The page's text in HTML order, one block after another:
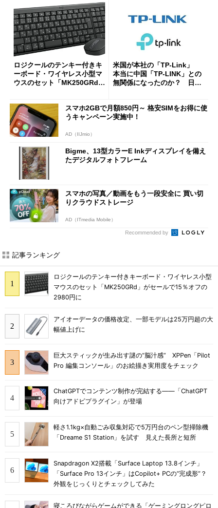
ロジクールのテンキー付きキ
ーボード・ワイヤレス小型マ
ウスのセット「MK250GRd」
米国が本社の「TP-Link」
本当に中国「TP-LINK」との
無関係になったのか？ 日本
スマホ2GBで月額850円～ 格安SIMをお得に使
うキャンペーン実施中！
AD（IIJmio）
Bigme、13型カラーE Inkディスプレイを備え
たデジタルフォトフレーム
スマホの写真／動画をもう一段安全に 買い切
りクラウドストレージ
AD（ITmedia Mobile）
Recommended by
記事ランキング
ロジクールのテンキー付きキーボード・ワイヤレス小型
マウスのセット「MK250GRd」がセールで15％オフの
2980円に
アイオーデータの価格改定、一部モデルは25万円超の大
幅値上げに
巨大スティックが生み出す謎の“脳汁感” XPPen「Pilot
Pro 編集コンソール」のお絵描き実用度をチェック
ChatGPTでコンテンツ制作が完結する――「ChatGPT
向けアドビプラグイン」が登場
軽さ1.1kg×自動ごみ収集対応で5万円台のペン型掃除機
「Dreame S1 Station」を試す 見えた長所と短所
Snapdragon X2搭載「Surface Laptop 13.8インチ」
「Surface Pro 13インチ」はCopilot+ PCの“完成形”？
外観をじっくりとチェックしてみた
寝ころびながらゲームができる「ゲーミングロングピロ